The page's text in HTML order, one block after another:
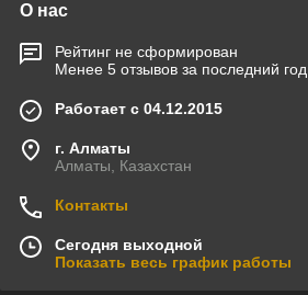
О нас
Рейтинг не сформирован
Менее 5 отзывов за последний год
Работает с 04.12.2015
г. Алматы
Алматы, Казахстан
Контакты
Сегодня выходной
Показать весь график работы